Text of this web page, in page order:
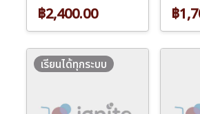
฿2,400.00 ฿
เรียนได้ทุกระบบ